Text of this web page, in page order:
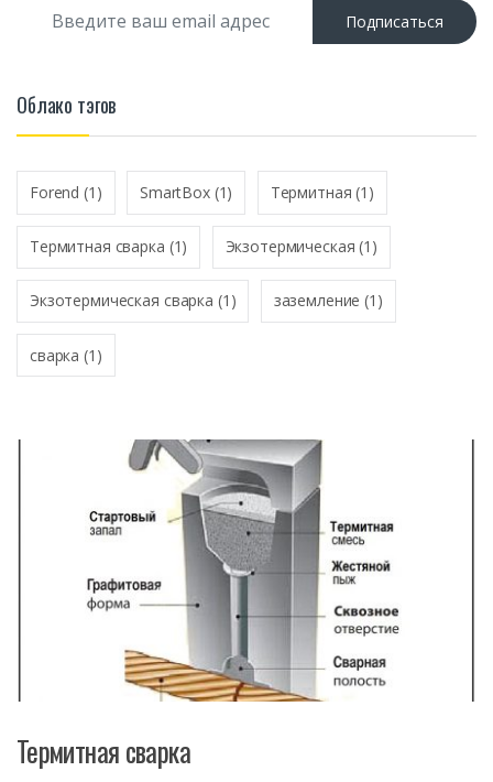
Термитная сварка
l
*
Подписаться
Облако тэгов
Forend (1) SmartBox(1) Термитная (1)
Термитная сварка (1) Экзотермическая (1)
Экзотермическая сварка (1) заземление (1)
сварка (1)